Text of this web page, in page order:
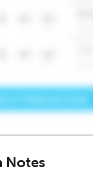
Notes